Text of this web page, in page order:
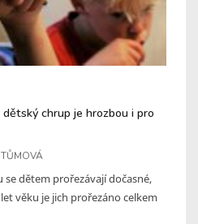
chrup je hrozbou i pro
se dětem prořezávají dočasné,
věku je jich prořezáno celkem